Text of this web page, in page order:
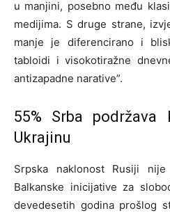
u manjini, posebno među
medijima. S druge strane,
manje je diferencirano i
tabloidi i visokotiražne
antizapadne narative”.
55% Srba podržava
Ukrajinu
Srpska naklonost Rusiji
Balkanske inicijative za
devedesetih godina prošlog